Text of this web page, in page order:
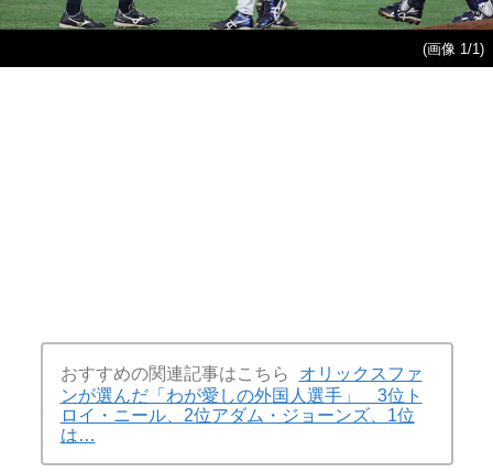
(画像 1/1)
おすすめの関連記事はこちら
オリックスファ
ンが選んだ「わが愛しの外国人選手」 3位ト
ロイ・ニール、2位アダム・ジョーンズ、1位
は…